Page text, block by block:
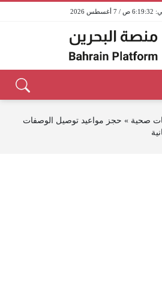
6:19:32 ص / 7 أغسطس 2026
صحية » حجز مواعيد توصيل الوصفات